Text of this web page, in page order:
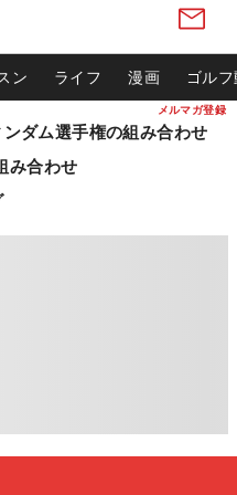
メルマガ登録
ン ライフ 漫画 ゴル
ダム選手権の組み合わせ
合わせ